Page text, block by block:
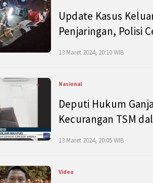
Update Kasus
Penjaringan, Polisi
13 Maret 2024, 20:10 WIB
Nasional
Deputi Hukum
Kecurangan TSM
13 Maret 2024, 20:05 WIB
Video